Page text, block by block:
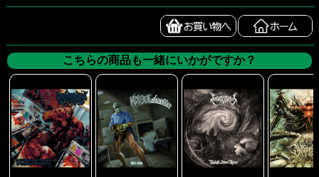
こちらの商品も一緒にいかがですか？